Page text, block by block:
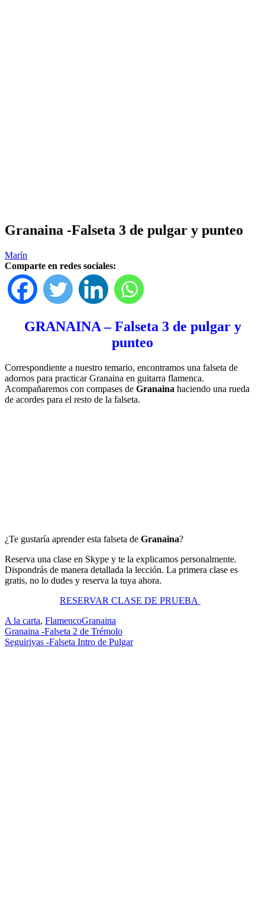
Granaina -Falseta 3 de pulgar y punteo
Marín
Comparte en redes sociales:
GRANAINA – Falseta 3 de pulgar y
punteo
Correspondiente a nuestro temario, encontramos una falseta de
adornos para practicar Granaina en guitarra flamenca.
Acompañaremos con compases de Granaina haciendo una rueda
de acordes para el resto de la falseta.
¿Te gustaría aprender esta falseta de Granaina?
Reserva una clase en Skype y te la explicamos personalmente.
Dispondrás de manera detallada la lección. La primera clase es
gratis, no lo dudes y reserva la tuya ahora.
RESERVAR CLASE DE PRUEBA
A la carta, FlamencoGranaina
Navegación
de
Granaina -Falseta 2 de Trémolo
Seguiriyas -Falseta Intro de Pulgar